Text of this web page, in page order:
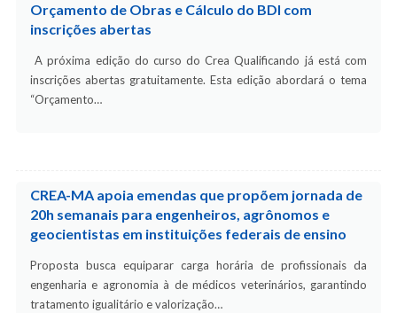
Orçamento de Obras e Cálculo do BDI com
inscrições abertas
A próxima edição do curso do Crea Qualificando já está com
inscrições abertas gratuitamente. Esta edição abordará o tema
“Orçamento…
CREA-MA apoia emendas que propõem jornada de
20h semanais para engenheiros, agrônomos e
geocientistas em instituições federais de ensino
Proposta busca equiparar carga horária de profissionais da
engenharia e agronomia à de médicos veterinários, garantindo
tratamento igualitário e valorização…